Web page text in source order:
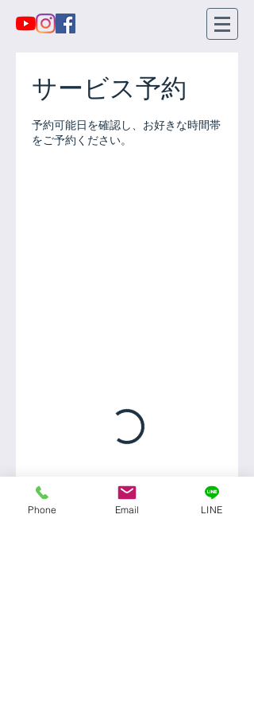
サービス予約
予約可能日を確認し、お好きな時間帯
をご予約ください。
Phone Email LINE